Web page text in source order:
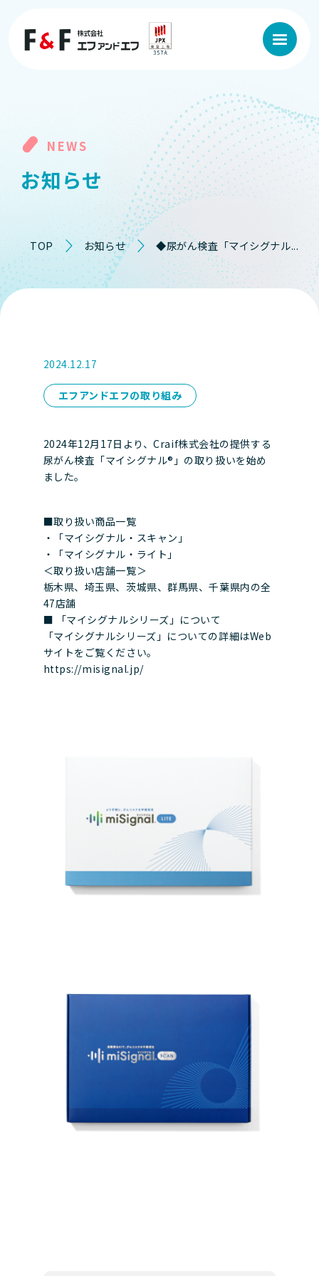
NEWS
お知らせ
TOP お知らせ ◆尿がん検査「マイシグナル...
2024.12.17
エフアンドエフの取り組み
2024年12月17日より、Craif株式会社の提供する
尿がん検査「マイシグナル®︎」の取り扱いを始め
ました。
■取り扱い商品一覧
・「マイシグナル・スキャン」
・「マイシグナル・ライト」
＜取り扱い店舗一覧＞
栃木県、埼玉県、茨城県、群馬県、千葉県内の全
47店舗
■ 「マイシグナルシリーズ」について
「マイシグナルシリーズ」についての詳細はWeb
サイトをご覧ください。
https://misignal.jp/